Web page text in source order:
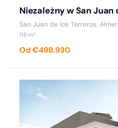
Niezależny w San Juan
San Juan de los Terreros,
118 m²
Od €498.930